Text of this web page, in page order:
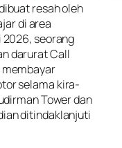
resah oleh
di area
2026, seorang
darurat Call
membayar
selama kira-
Tower dan
ditindaklanjuti